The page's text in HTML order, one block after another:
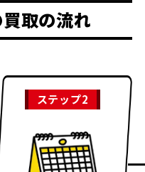
取の流れ
ステップ2